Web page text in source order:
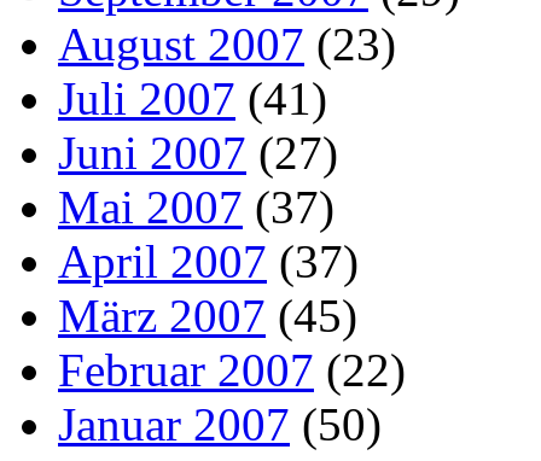
August 2007 (23)
Juli 2007 (41)
Juni 2007 (27)
Mai 2007 (37)
April 2007 (37)
März 2007 (45)
Februar 2007 (22)
Januar 2007 (50)